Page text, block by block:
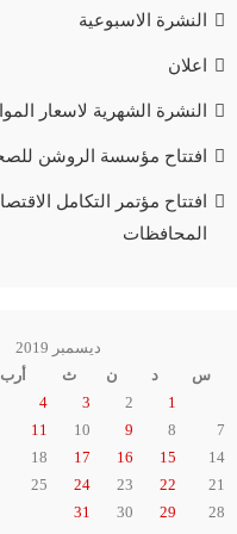
النشرة الاسبوعية
اعلان
النشرة الشهرية لاسعار
افتتاح مؤسسة الروشن
افتتاح مؤتمر التكامل
المحافظات
ديسمبر 2019
س
د ن ث أرب
1
2
3
4
7
8
9
10
11
14
15
16
17
18
21
22
23
24
25
28
29
30
31